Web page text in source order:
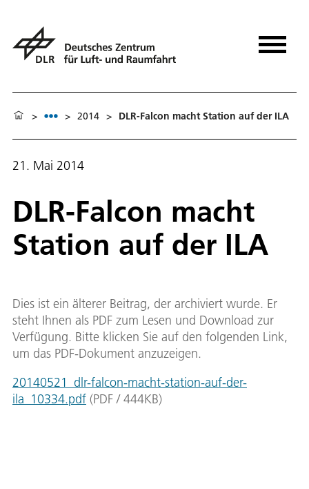
> > 2014 > DLR-Falcon macht Station auf der ILA
21. Mai 2014
DLR-Falcon macht
Station auf der ILA
Dies ist ein älterer Beitrag, der archiviert wurde. Er
steht Ihnen als PDF zum Lesen und Download zur
Verfügung. Bitte klicken Sie auf den folgenden Link,
um das PDF-Dokument anzuzeigen.
20140521_dlr-falcon-macht-station-auf-der-
ila_10334.pdf (PDF / 444KB)